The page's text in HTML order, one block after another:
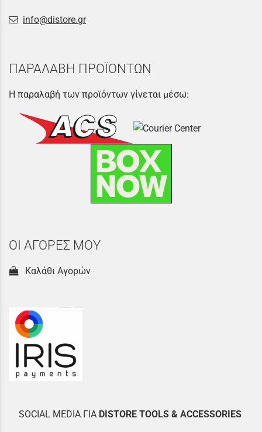
info@distore.gr
ΠΑΡΑΛΑΒΗ ΠΡΟΪΟΝΤΩΝ
Η παραλαβή των προϊόντων γίνεται μέσω:
ΟΙ ΑΓΟΡΕΣ ΜΟΥ
Καλάθι Αγορών
SOCIAL MEDIA ΓΙΑ DISTORE TOOLS & ACCESSORIES